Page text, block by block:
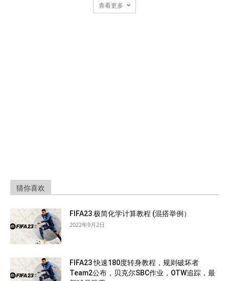
查看更多
猜你喜欢
FIFA23 极简化学计算教程 (混搭举例）
2022年9月2日
FIFA23 快速180度转身教程，规则破坏者
Team2公布，贝克尔SBC作业，OTW追踪，最